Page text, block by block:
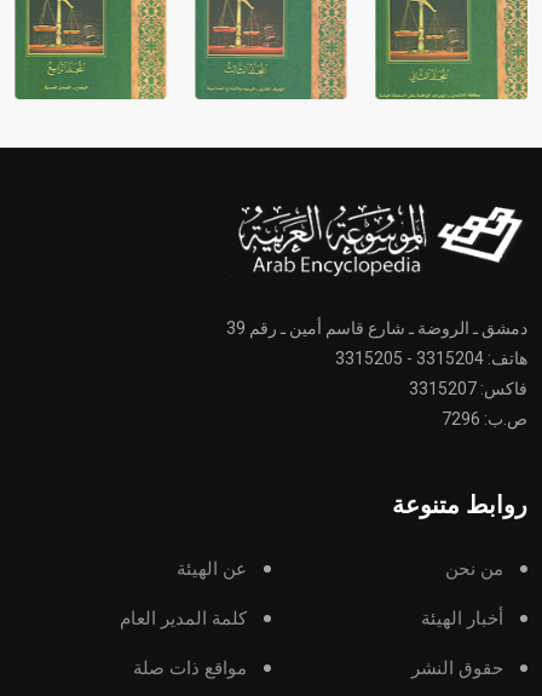
دمشق ـ الروضة ـ شارع قاسم أمين ـ رقم 39
هاتف: 3315204 - 3315205
فاكس: 3315207
ص.ب: 7296
روابط متنوعة
من نحن عن الهيئة
أخبار الهيئة كلمة المدير العام
حقوق النشر مواقع ذات صلة